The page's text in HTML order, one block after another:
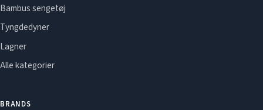
Bambus sengetøj
Tyngdedyner
Lagner
Alle kategorier
BRANDS